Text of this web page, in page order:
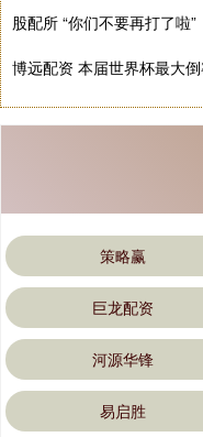
股配所 “你们不要再打了啦”
博远配资 本届世界杯最大
策略赢
巨龙配资
河源华锋
易启胜